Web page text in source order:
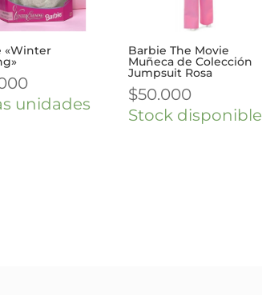
«Winter
unidades
Barbie The Movie
Muñeca de Colección
Jumpsuit Rosa
$50.000
Stock disponible